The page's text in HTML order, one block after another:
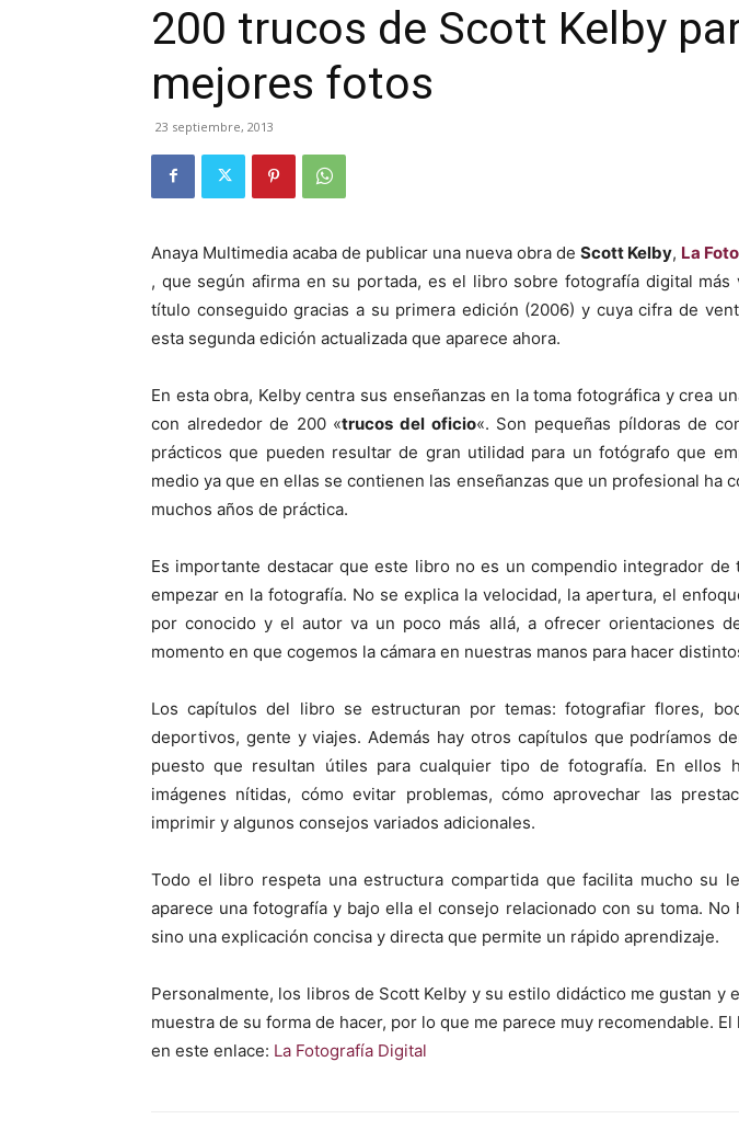
200 trucos de Scott Kelby
mejores fotos
23 septiembre, 2013
Anaya Multimedia acaba de publicar una nueva obra de Scott Kelby, La
, que según afirma en su portada, es el libro sobre fotografía digital más
título conseguido gracias a su primera edición (2006) y cuya cifra de
esta segunda edición actualizada que aparece ahora.
En esta obra, Kelby centra sus enseñanzas en la toma fotográfica y crea
con alrededor de 200 «trucos del oficio«. Son pequeñas píldoras de
prácticos que pueden resultar de gran utilidad para un fotógrafo que
medio ya que en ellas se contienen las enseñanzas que un profesional ha
muchos años de práctica.
Es importante destacar que este libro no es un compendio integrador de
empezar en la fotografía. No se explica la velocidad, la apertura, el
por conocido y el autor va un poco más allá, a ofrecer orientaciones
momento en que cogemos la cámara en nuestras manos para hacer
Los capítulos del libro se estructuran por temas: fotografiar flores,
deportivos, gente y viajes. Además hay otros capítulos que podríamos
puesto que resultan útiles para cualquier tipo de fotografía. En ellos
imágenes nítidas, cómo evitar problemas, cómo aprovechar las
imprimir y algunos consejos variados adicionales.
Todo el libro respeta una estructura compartida que facilita mucho su
aparece una fotografía y bajo ella el consejo relacionado con su toma. No
sino una explicación concisa y directa que permite un rápido aprendizaje.
Personalmente, los libros de Scott Kelby y su estilo didáctico me gustan y
muestra de su forma de hacer, por lo que me parece muy recomendable.
en este enlace: La Fotografía Digital